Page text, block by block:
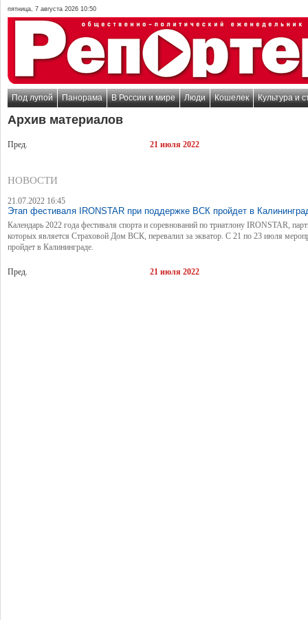
пятница, 7 августа 2026 10:50
Под лупой Панорама В России и мире Люди Кошелек Культура и
Архив материалов
Пред. 21 июля 2022
НОВОСТИ
21.07.2022 16:45
Этап фестиваля IRONSTAR при поддержке ВСК пройдет в
Календарь 2022 года фестиваля спорта и соревнований по триатлону IRONSTAR,
которых является Страховой Дом ВСК, перевалил за экватор. С 21 по 23 июля
пройдет в Калининграде.
Пред. 21 июля 2022